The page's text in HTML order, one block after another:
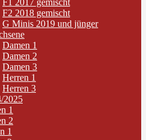
F1 2017 gemischt
F2 2018 gemischt
G Minis 2019 und jünger
Damen 1
Damen 2
Damen 3
Herren 1
Herren 3
2025
1
2
1